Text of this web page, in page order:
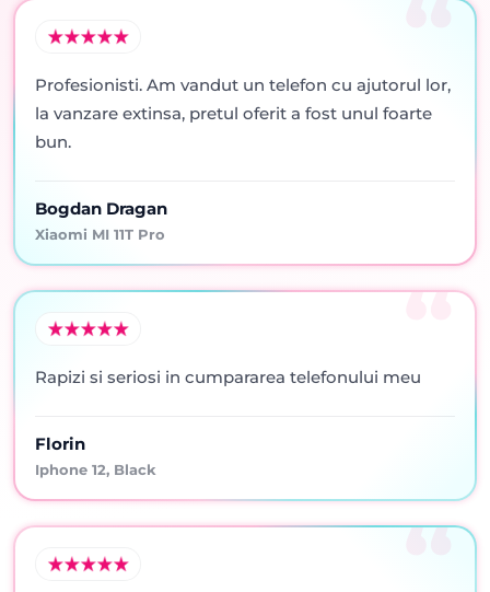
Profesionisti. Am vandut un telefon cu ajutorul lor,
la vanzare extinsa, pretul oferit a fost unul foarte
bun.
Bogdan Dragan
Xiaomi MI 11T Pro
Rapizi si seriosi in cumpararea telefonului meu
Florin
Iphone 12, Black